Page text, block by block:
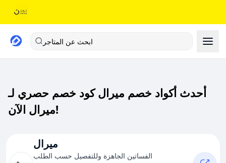
ابحث عن المتاجر
أحدث أكواد خصم ميرال كود خصم حصري لـ
ميرال الآن!
ميرال
الفساتين الجاهزة وللتفصيل حسب الطلب